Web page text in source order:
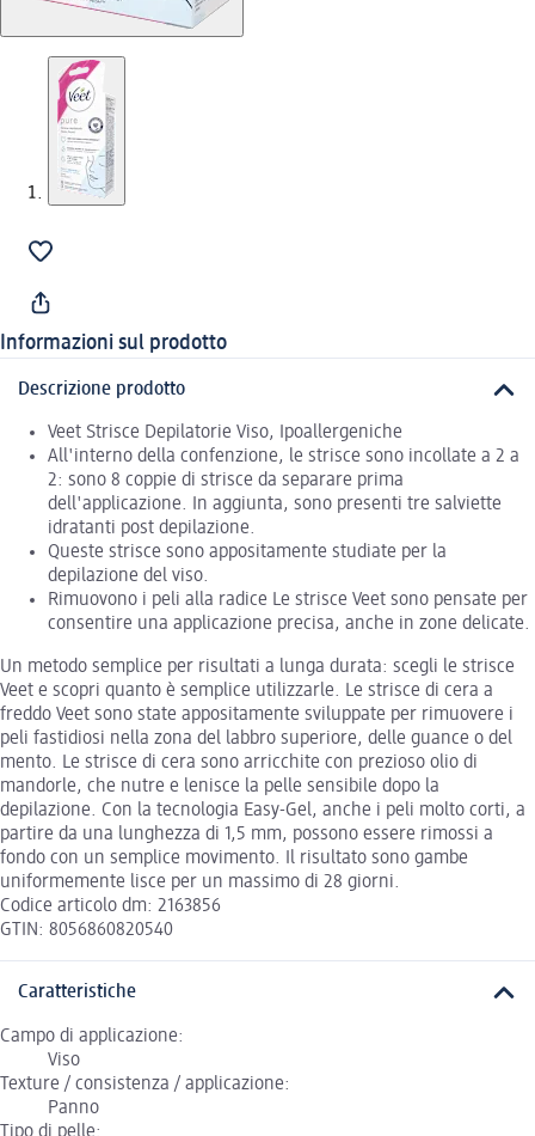
Informazioni sul prodotto
Descrizione prodotto
Veet Strisce Depilatorie Viso, Ipoallergeniche
All'interno della confenzione, le strisce sono incollate a 2 a
2: sono 8 coppie di strisce da separare prima
dell'applicazione. In aggiunta, sono presenti tre salviette
idratanti post depilazione.
Queste strisce sono appositamente studiate per la
depilazione del viso.
Rimuovono i peli alla radice Le strisce Veet sono pensate per
consentire una applicazione precisa, anche in zone delicate.
Un metodo semplice per risultati a lunga durata: scegli le strisce
Veet e scopri quanto è semplice utilizzarle. Le strisce di cera a
freddo Veet sono state appositamente sviluppate per rimuovere i
peli fastidiosi nella zona del labbro superiore, delle guance o del
mento. Le strisce di cera sono arricchite con prezioso olio di
mandorle, che nutre e lenisce la pelle sensibile dopo la
depilazione. Con la tecnologia Easy-Gel, anche i peli molto corti, a
partire da una lunghezza di 1,5 mm, possono essere rimossi a
fondo con un semplice movimento. Il risultato sono gambe
uniformemente lisce per un massimo di 28 giorni.
Codice articolo dm: 2163856
GTIN: 8056860820540
Caratteristiche
Campo di applicazione:
Viso
Texture / consistenza / applicazione:
Panno
Tipo di pelle: